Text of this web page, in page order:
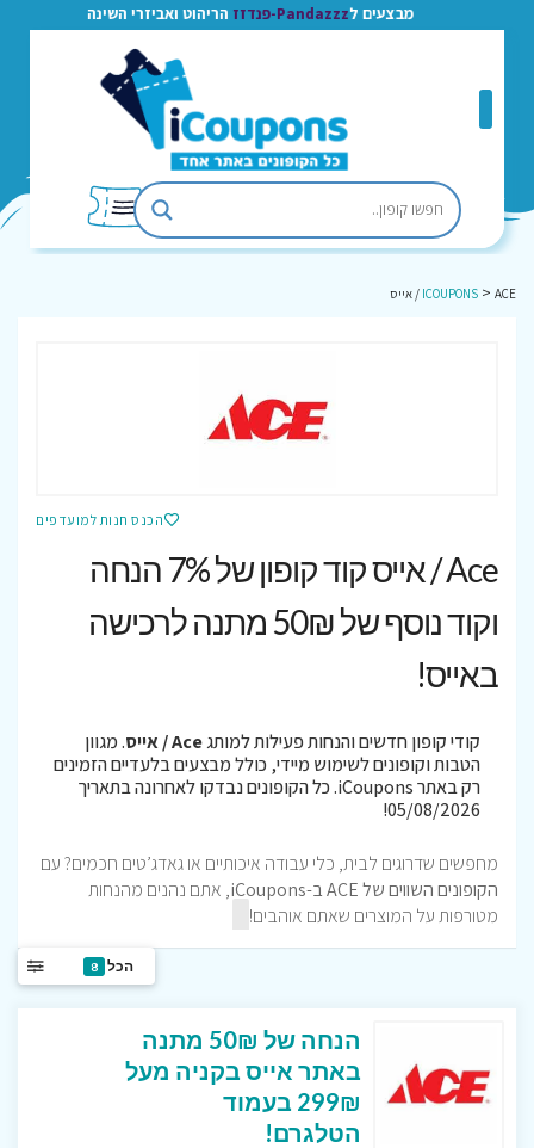
מבצעים ל Pandazzz-פנדזז הריהוט ואביזרי השינה
ICOUPONS > ACE / אייס
הכנס חנות למועדפים
Ace / אייס קוד קופון של 7% הנחה
וקוד נוסף של 50₪ מתנה לרכישה
באייס!
קודי קופון חדשים והנחות פעילות למותגAce / אייס
. מגוון
הטבות וקופונים לשימוש מיידי, כולל מבצעים בלעדיים הזמינים
רק באתר iCoupons. כל הקופונים נבדקו לאחרונה בתאריך
05/08/2026!
מחפשים שדרוגים לבית, כלי עבודה איכותיים או גאדג’טים חכמים? עם
הקופונים השווים של ACE ב-iCoupons
, אתם נהנים מהנחות
מטורפות על המוצרים שאתם אוהבים!
הכל 8
הנחה של 50₪ מתנה
באתר אייס בקניה מעל
299₪ בעמוד
הטלגרם!